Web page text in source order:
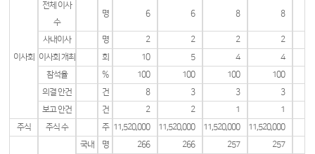
이사회
전체 이사
수
명 6 6 8 8
사내이사 명 2 2 2
2
이사회 개최
회 10 5 4
4
참석율
% 100 100 100
100
의결 안건
건 8 3 3
3
보고 안건
건 2 2 1
1
주식
주식 수 주 11,520,000 11,520,000 11,520,000 11,520,000
국내 명 266 266 257
257